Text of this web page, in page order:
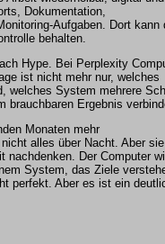
Dokumentation,
Aufgaben. Dort kann
behalten.
Hype. Bei Perplexity
ist nicht mehr nur, welches
welches System mehrere
brauchbaren Ergebnis
Monaten mehr
alles über Nacht. Aber sie
nachdenken. Der Computer
System, das Ziele
perfekt. Aber es ist ein